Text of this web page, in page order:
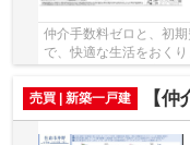
仲介手数料ゼロと、初
で、快適な生活をおく
中でも、住居は充実し
売買 | 新築一戸建
【仲